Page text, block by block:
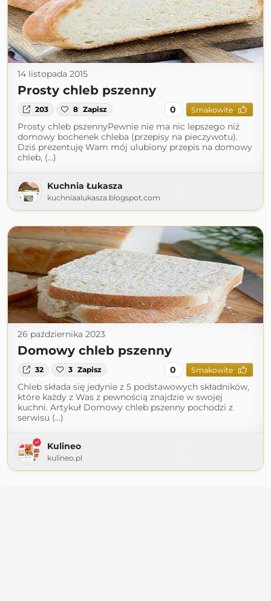
14 listopada 2015
Prosty chleb pszenny
203 8 Zapisz 0 Smakowite
Prosty chleb pszennyPewnie nie ma nic lepszego niż
domowy bochenek chleba (przepisy na pieczywotu).
Dziś prezentuję Wam mój ulubiony przepis na domowy
chleb, (...)
Kuchnia Łukasza
kuchniaalukasza.blogspot.com
26 października 2023
Domowy chleb pszenny
32 3 Zapisz 0 Smakowite
Chleb składa się jedynie z 5 podstawowych składników,
które każdy z Was z pewnością znajdzie w swojej
kuchni. Artykuł Domowy chleb pszenny pochodzi z
serwisu (...)
Kulineo
kulineo.pl